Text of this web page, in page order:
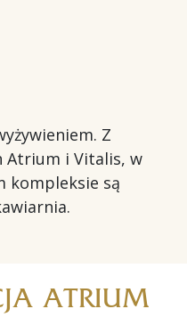
Z
Atrium i Vitalis, w
kompleksie są
ATRIUM